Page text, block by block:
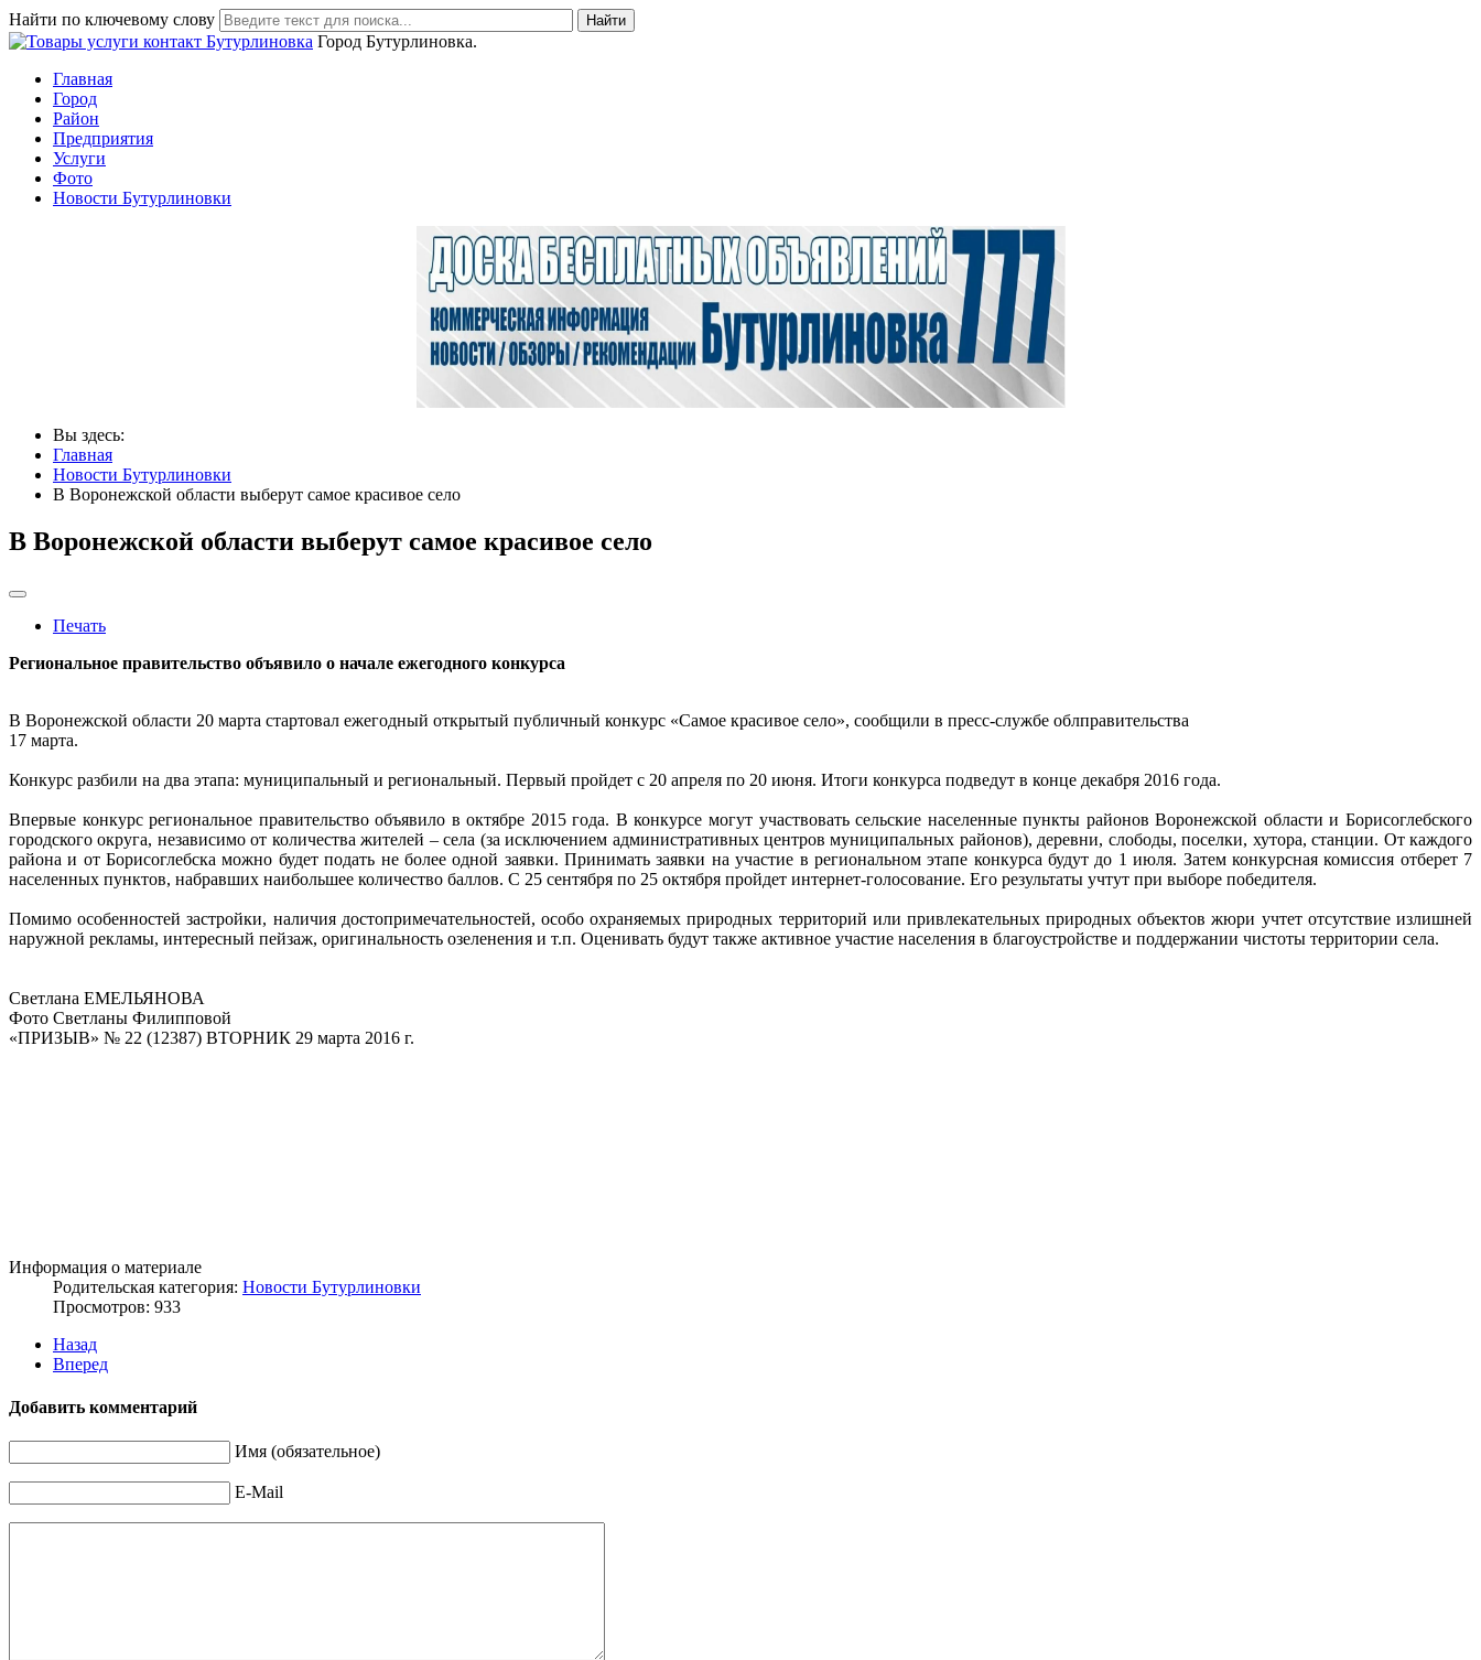
Найти по ключевому слову Найти
Город Бутурлиновка.
Главная
Город
Район
Предприятия
Услуги
Фото
Новости Бутурлиновки
Вы здесь:
Главная
Новости Бутурлиновки
В Воронежской области выберут самое красивое село
В Воронежской области выберут самое красивое село
Печать
Региональное правительство объявило о начале ежегодного конкурса
В Воронежской области 20 марта стартовал ежегодный открытый публичный конкурс «Самое красивое село», сообщили в пресс-службе облправительства
17 марта.
Конкурс разбили на два этапа: муниципальный и региональный. Первый пройдет с 20 апреля по 20 июня. Итоги конкурса подведут в конце декабря 2016 года.
Впервые конкурс региональное правительство объявило в октябре 2015 года. В конкурсе могут участвовать сельские населенные пункты районов Воронежской области и Борисоглебского
городского округа, независимо от количества жителей – села (за исключением административных центров муниципальных районов), деревни, слободы, поселки, хутора, станции. От каждого
района и от Борисоглебска можно будет подать не более одной заявки. Принимать заявки на участие в региональном этапе конкурса будут до 1 июля. Затем конкурсная комиссия отберет 7
населенных пунктов, набравших наибольшее количество баллов. С 25 сентября по 25 октября пройдет интернет-голосование. Его результаты учтут при выборе победителя.
Помимо особенностей застройки, наличия достопримечательностей, особо охраняемых природных территорий или привлекательных природных объектов жюри учтет отсутствие излишней
наружной рекламы, интересный пейзаж, оригинальность озеленения и т.п. Оценивать будут также активное участие населения в благоустройстве и поддержании чистоты территории села.
Светлана ЕМЕЛЬЯНОВА
Фото Светланы Филипповой
«ПРИЗЫВ» № 22 (12387) ВТОРНИК 29 марта 2016 г.
Информация о материале
Родительская категория: Новости Бутурлиновки
Просмотров: 933
Назад
Вперед
Добавить комментарий
Имя (обязательное)
E-Mail